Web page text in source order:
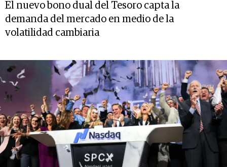
El nuevo bono dual del Tesoro capta la
demanda del mercado en medio de la
volatilidad cambiaria